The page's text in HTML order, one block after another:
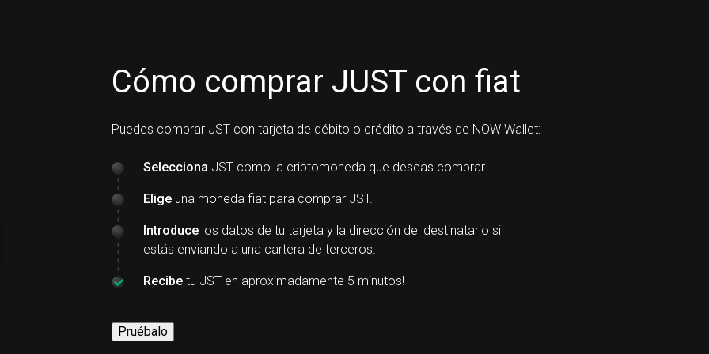
Cómo comprar JUST con fiat
Puedes comprar JST con tarjeta de débito o crédito a través de NOW Wallet:
Selecciona JST como la criptomoneda que deseas comprar.
Eligeuna moneda fiat para comprar JST.
Introducelos datos de tu tarjeta y la dirección del destinatario si
estás enviando a una cartera de terceros.
Recibetu JST en aproximadamente 5 minutos!
Pruébalo